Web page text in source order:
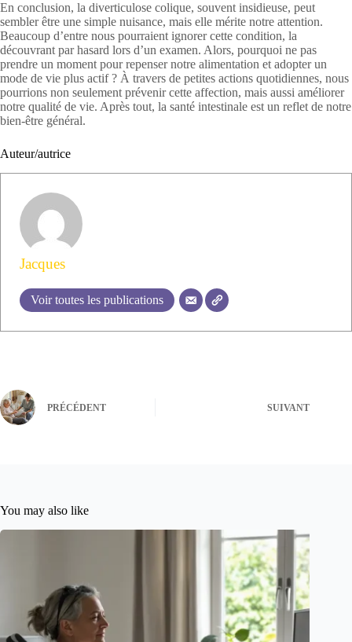
En conclusion, la diverticulose colique, souvent insidieuse, peut
sembler être une simple nuisance, mais elle mérite notre attention.
Beaucoup d’entre nous pourraient ignorer cette condition, la
découvrant par hasard lors d’un examen. Alors, pourquoi ne pas
prendre un moment pour repenser notre alimentation et adopter un
mode de vie plus actif ? À travers de petites actions quotidiennes, nous
pourrions non seulement prévenir cette affection, mais aussi améliorer
notre qualité de vie. Après tout, la santé intestinale est un reflet de notre
bien-être général.
Auteur/autrice
Jacques
Voir toutes les publications
PRÉCÉDENT SUIVANT
You may also like